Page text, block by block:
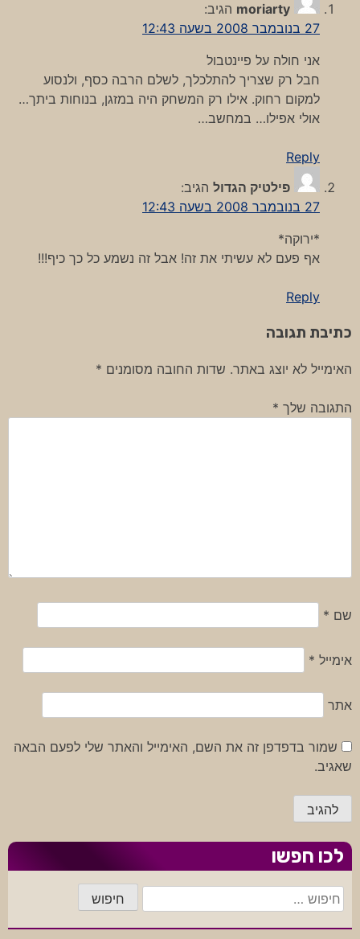
moriarty הגיב:
27 בנובמבר 2008 בשעה 12:43
אני חולה על פיינטבול
חבל רק שצריך להתלכלך, לשלם הרבה כסף, ולנסוע
למקום רחוק. אילו רק המשחק היה במזגן, בנוחות ביתך…
אולי אפילו… במחשב…
Reply
פילטיק הגדול הגיב:
27 בנובמבר 2008 בשעה 12:43
*ירוקה*
אף פעם לא עשיתי את זה! אבל זה נשמע כל כך כיף!!!
Reply
כתיבת תגובה
האימייל לא יוצג באתר. שדות החובה מסומנים *
התגובה שלך *
שם *
אימייל *
אתר
שמור בדפדפן זה את השם, האימייל והאתר שלי לפעם הבאה
שאגיב.
לכו חפשו
חיפוש: